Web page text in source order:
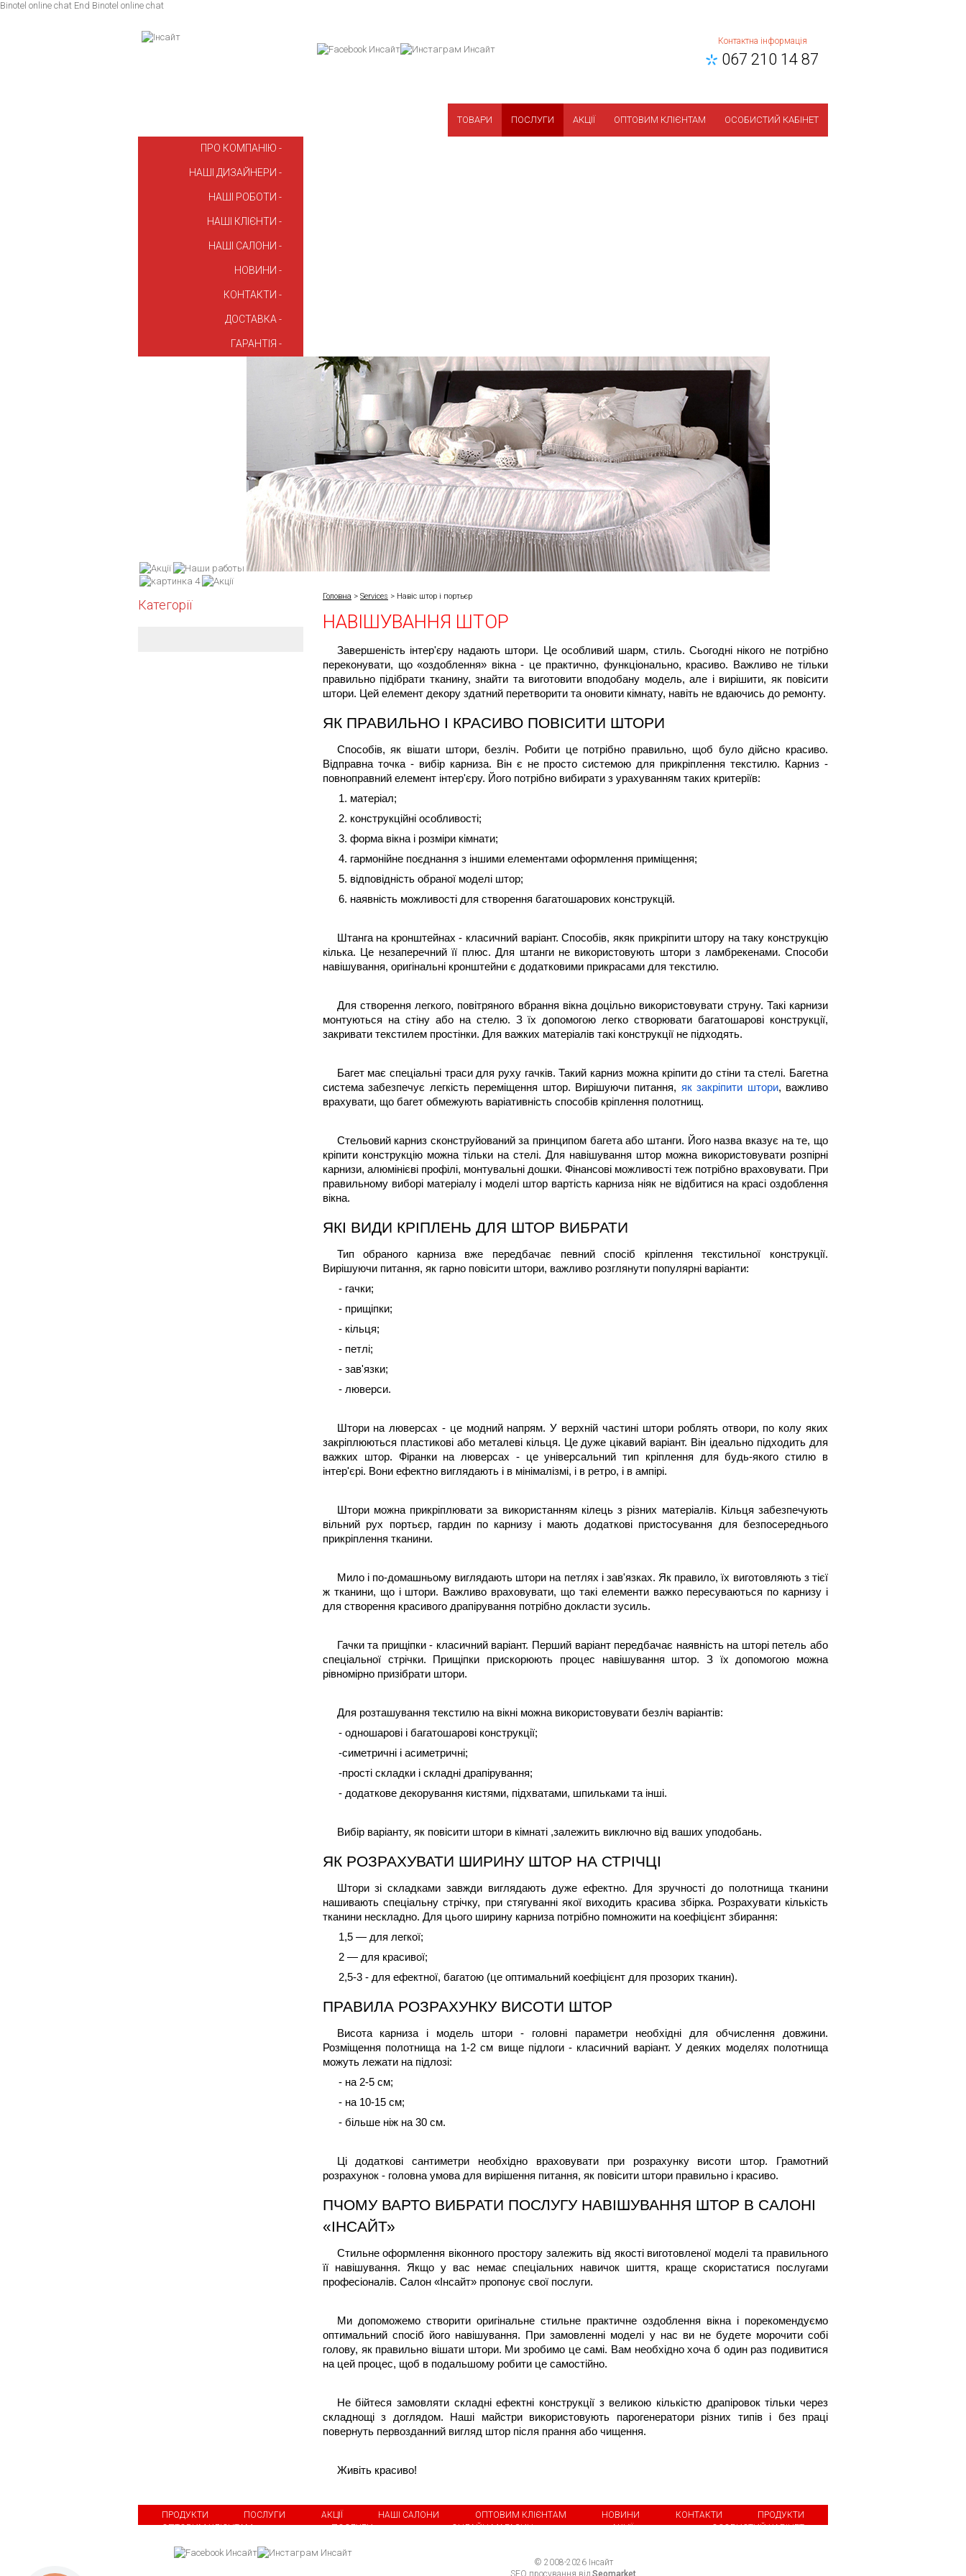
Binotel online chat End Binotel online chat
Контактна інформація
067 210 14 87
ТОВАРИ ПОСЛУГИ АКЦІЇ ОПТОВИМ КЛІЄНТАМ ОСОБИСТИЙ КАБІНЕТ
ПРО КОМПАНІЮ
НАШІ ДИЗАЙНЕРИ
НАШІ РОБОТИ
НАШІ КЛІЄНТИ
НАШІ САЛОНИ
НОВИНИ
КОНТАКТИ
ДОСТАВКА
ГАРАНТІЯ
Категорії
Головна > Services > Навіс штор і портьєр
НАВІШУВАННЯ ШТОР
Завершеність інтер'єру надають штори. Це особливий шарм, стиль. Сьогодні нікого не потрібно
переконувати, що «оздоблення» вікна - це практично, функціонально, красиво. Важливо не тільки
правильно підібрати тканину, знайти та виготовити вподобану модель, але і вирішити, як повісити
штори. Цей елемент декору здатний перетворити та оновити кімнату, навіть не вдаючись до ремонту.
ЯК ПРАВИЛЬНО І КРАСИВО ПОВІСИТИ ШТОРИ
Способів, як вішати штори, безліч. Робити це потрібно правильно, щоб було дійсно красиво.
Відправна точка - вибір карниза. Він є не просто системою для прикріплення текстилю. Карниз -
повноправний елемент інтер'єру. Його потрібно вибирати з урахуванням таких критеріїв:
1. матеріал;
2. конструкційні особливості;
3. форма вікна і розміри кімнати;
4. гармонійне поєднання з іншими елементами оформлення приміщення;
5. відповідність обраної моделі штор;
6. наявність можливості для створення багатошарових конструкцій.
Штанга на кронштейнах - класичний варіант. Способів, якяк прикріпити штору на таку конструкцію
кілька. Це незаперечний її плюс. Для штанги не використовують штори з ламбрекенами. Способи
навішування, оригінальні кронштейни є додатковими прикрасами для текстилю.
Для створення легкого, повітряного вбрання вікна доцільно використовувати струну. Такі карнизи
монтуються на стіну або на стелю. З їх допомогою легко створювати багатошарові конструкції,
закривати текстилем простінки. Для важких матеріалів такі конструкції не підходять.
Багет має спеціальні траси для руху гачків. Такий карниз можна кріпити до стіни та стелі. Багетна
система забезпечує легкість переміщення штор. Вирішуючи питання, як закріпити штори, важливо
врахувати, що багет обмежують варіативність способів кріплення полотнищ.
Стельовий карниз сконструйований за принципом багета або штанги. Його назва вказує на те, що
кріпити конструкцію можна тільки на стелі. Для навішування штор можна використовувати розпірні
карнизи, алюмінієві профілі, монтувальні дошки. Фінансові можливості теж потрібно враховувати. При
правильному виборі матеріалу і моделі штор вартість карниза ніяк не відбитися на красі оздоблення
вікна.
ЯКІ ВИДИ КРІПЛЕНЬ ДЛЯ ШТОР ВИБРАТИ
Тип обраного карниза вже передбачає певний спосіб кріплення текстильної конструкції.
Вирішуючи питання, як гарно повісити штори, важливо розглянути популярні варіанти:
- гачки;
- прищіпки;
- кільця;
- петлі;
- зав'язки;
- люверси.
Штори на люверсах - це модний напрям. У верхній частині штори роблять отвори, по колу яких
закріплюються пластикові або металеві кільця. Це дуже цікавий варіант. Він ідеально підходить для
важких штор. Фіранки на люверсах - це універсальний тип кріплення для будь-якого стилю в
інтер'єрі. Вони ефектно виглядають і в мінімалізмі, і в ретро, і в ампірі.
Штори можна прикріплювати за використанням кілець з різних матеріалів. Кільця забезпечують
вільний рух портьєр, гардин по карнизу і мають додаткові пристосування для безпосереднього
прикріплення тканини.
Мило і по-домашньому виглядають штори на петлях і зав'язках. Як правило, їх виготовляють з тієї
ж тканини, що і штори. Важливо враховувати, що такі елементи важко пересуваються по карнизу і
для створення красивого драпірування потрібно докласти зусиль.
Гачки та прищіпки - класичний варіант. Перший варіант передбачає наявність на шторі петель або
спеціальної стрічки. Прищіпки прискорюють процес навішування штор. З їх допомогою можна
рівномірно призібрати штори.
Для розташування текстилю на вікні можна використовувати безліч варіантів:
- одношарові і багатошарові конструкції;
-симетричні і асиметричні;
-прості складки і складні драпірування;
- додаткове декорування кистями, підхватами, шпильками та інші.
Вибір варіанту, як повісити штори в кімнаті ,залежить виключно від ваших уподобань.
ЯК РОЗРАХУВАТИ ШИРИНУ ШТОР НА СТРІЧЦІ
Штори зі складками завжди виглядають дуже ефектно. Для зручності до полотнища тканини
нашивають спеціальну стрічку, при стягуванні якої виходить красива збірка. Розрахувати кількість
тканини нескладно. Для цього ширину карниза потрібно помножити на коефіцієнт збирання:
1,5 — для легкої;
2 — для красивої;
2,5-3 - для ефектної, багатою (це оптимальний коефіцієнт для прозорих тканин).
ПРАВИЛА РОЗРАХУНКУ ВИСОТИ ШТОР
Висота карниза і модель штори - головні параметри необхідні для обчислення довжини.
Розміщення полотнища на 1-2 см вище підлоги - класичний варіант. У деяких моделях полотнища
можуть лежати на підлозі:
- на 2-5 см;
- на 10-15 см;
- більше ніж на 30 см.
Ці додаткові сантиметри необхідно враховувати при розрахунку висоти штор. Грамотний
розрахунок - головна умова для вирішення питання, як повісити штори правильно і красиво.
ПЧОМУ ВАРТО ВИБРАТИ ПОСЛУГУ НАВІШУВАННЯ ШТОР В САЛОНІ
«ІНСАЙТ»
Стильне оформлення віконного простору залежить від якості виготовленої моделі та правильного
її навішування. Якщо у вас немає спеціальних навичок шиття, краще скористатися послугами
професіоналів. Салон «Інсайт» пропонує свої послуги.
Ми допоможемо створити оригінальне стильне практичне оздоблення вікна і порекомендуємо
оптимальний спосіб його навішування. При замовленні моделі у нас ви не будете морочити собі
голову, як правильно вішати штори. Ми зробимо це самі. Вам необхідно хоча б один раз подивитися
на цей процес, щоб в подальшому робити це самостійно.
Не бійтеся замовляти складні ефектні конструкції з великою кількістю драпіровок тільки через
складнощі з доглядом. Наші майстри використовують парогенератори різних типів і без праці
повернуть первозданний вигляд штор після прання або чищення.
Живіть красиво!
ПРОДУКТИ ПОСЛУГИ АКЦІЇ НАШІ САЛОНИ ОПТОВИМ КЛІЄНТАМ НОВИНИ КОНТАКТИ
ПРОДУКТИ
ОПТОВИМ КЛІЄНТАМ
ПОСЛУГИ ОНЛАЙН-МАГАЗИН АКЦІЇ ОСОБИСТИЙ КАБІНЕТ
© 2008-2026 Інсайт
SEO просування від Seomarket